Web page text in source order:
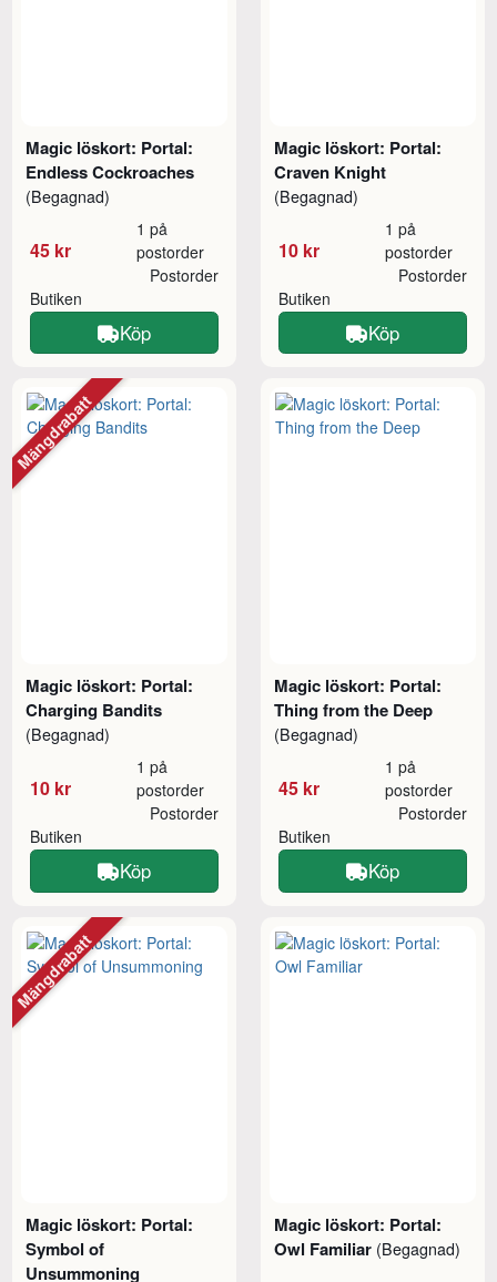
Magic löskort: Portal:
Endless Cockroaches
(Begagnad)
45 kr
1 på
postorder
Butiken
Postorder
Köp
Magic löskort: Portal:
Craven Knight
(Begagnad)
10 kr
1 på
postorder
Butiken
Postorder
Köp
Magic löskort: Portal:
Charging Bandits
(Begagnad)
10 kr
1 på
postorder
Butiken
Postorder
Köp
Mängdrabatt
Magic löskort: Portal:
Thing from the Deep
(Begagnad)
45 kr
1 på
postorder
Butiken
Postorder
Köp
Magic löskort: Portal:
Symbol of
Unsummoning
Mängdrabatt
Magic löskort: Portal:
Owl Familiar (Begagnad)